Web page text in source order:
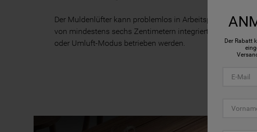
Der Muldenlüfter kann problemlos in Arbeitsplatten mit
von mindestens sechs Zentimetern integriert und entweder
oder Umluft-Modus betrieben werden.
Der Rabatt